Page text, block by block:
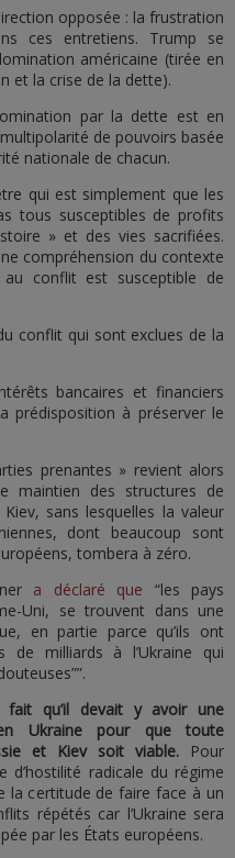
opposée : la frustration
ces entretiens. Trump se
américaine (tirée en
et la crise de la dette).
par la dette est en
de pouvoirs basée
nationale de chacun.
qui est simplement que les
tous susceptibles de profits
» et des vies sacrifiées.
compréhension du contexte
conflit est susceptible de
conflit qui sont exclues de la
bancaires et financiers
prédisposition à préserver le
prenantes » revient alors
maintien des structures de
sans lesquelles la valeur
dont beaucoup sont
tombera à zéro.
a déclaré que “les pays
Uni, se trouvent dans une
en partie parce qu’ils ont
de milliards à l’Ukraine qui
qu’il devait y avoir une
Ukraine pour que toute
et Kiev soit viable. Pour
radicale du régime
la certitude de faire face à un
répétés car l’Ukraine sera
par les États européens.